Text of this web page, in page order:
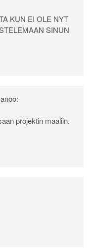
KUN EI OLE NYT
SINUN
projektin maaliin.